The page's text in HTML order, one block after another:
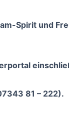
Spirit und
81 – 222).